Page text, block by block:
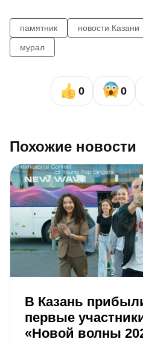
памятник новости Казани
мурал
0 0
Похожие новости
В Казань
первые
«Новой волны